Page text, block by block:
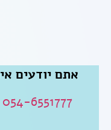
אתם יודעים
054-6551777